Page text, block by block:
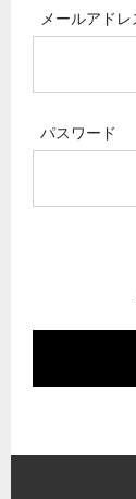
メールアドレ
パスワード